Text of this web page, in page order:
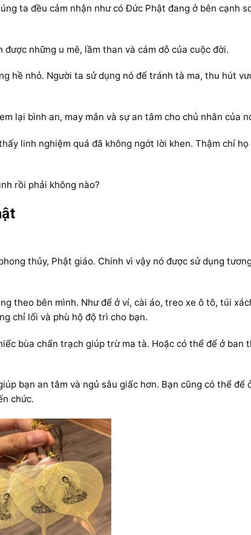
ta đều cảm nhận như có Đức Phật đang ở bên cạnh
những u mê, lầm than và cám dỗ của cuộc đời.
hề nhỏ. Người ta sử dụng nó để tránh tà ma, thu hút
lại bình an, may mắn và sự an tâm cho chủ nhân của
linh nghiệm quá đã không ngớt lời khen. Thậm chí họ
rồi phải không nào?
thủy, Phật giáo. Chính vì vậy nó được sử dụng
theo bên mình. Như để ở ví, cài áo, treo xe ô tô, túi
chỉ lối và phù hộ độ trì cho bạn.
bùa chấn trạch giúp trừ ma tà. Hoặc có thể để ở ban
bạn an tâm và ngủ sâu giấc hơn. Bạn cũng có thể để
chức.